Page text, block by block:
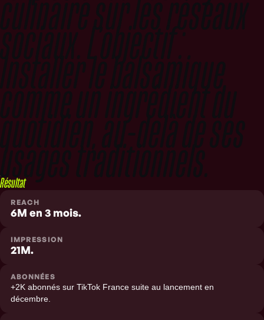
culinaire sur les réseaux
sociaux. L’objectif :
Installer le balsamique
comme un ingrédient du
quotidien, au-delà de ses
usages traditionnels.
Résultat
REACH
6M en 3 mois.
IMPRESSION
21M.
ABONNÉES
+2K abonnés sur TikTok France suite au lancement en
décembre.